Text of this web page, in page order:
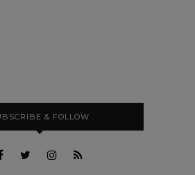
& FOLLOW